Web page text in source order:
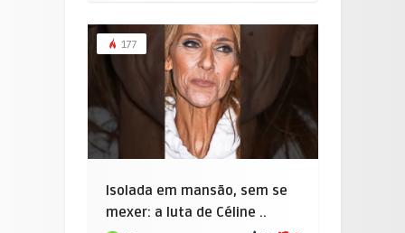
177
Isolada em mansão, sem se
mexer: a luta de Céline ..